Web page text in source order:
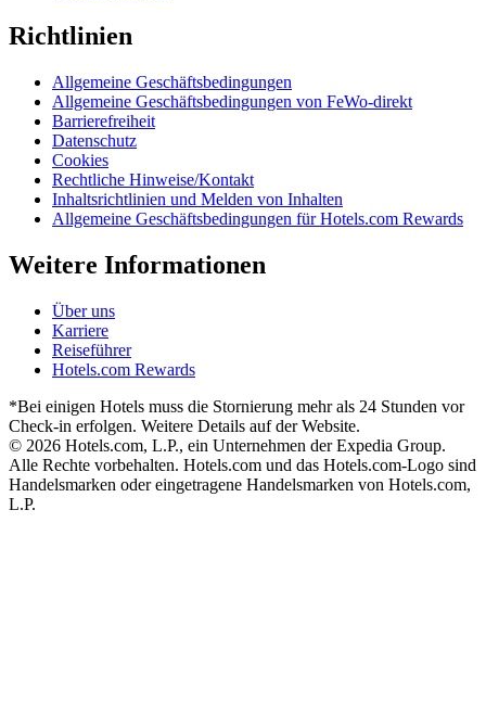
Richtlinien
Allgemeine Geschäftsbedingungen
Allgemeine Geschäftsbedingungen von FeWo-direkt
Barrierefreiheit
Datenschutz
Cookies
Rechtliche Hinweise/Kontakt
Inhaltsrichtlinien und Melden von Inhalten
Allgemeine Geschäftsbedingungen für Hotels.com Rewards
Weitere Informationen
Über uns
Karriere
Reiseführer
Hotels.com Rewards
*Bei einigen Hotels muss die Stornierung mehr als 24 Stunden vor
Check-in erfolgen. Weitere Details auf der Website.
© 2026 Hotels.com, L.P., ein Unternehmen der Expedia Group.
Alle Rechte vorbehalten. Hotels.com und das Hotels.com-Logo sind
Handelsmarken oder eingetragene Handelsmarken von Hotels.com,
L.P.